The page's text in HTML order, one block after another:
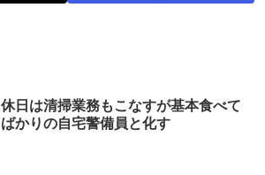
休日は清掃業務もこなすが基本食べて
ばかりの自宅警備員と化す